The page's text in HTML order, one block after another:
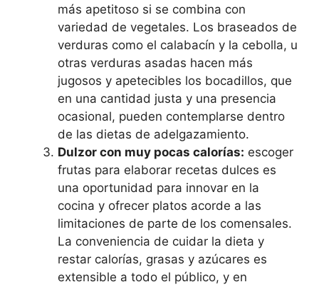
más apetitoso si se combina con
variedad de vegetales. Los braseados de
verduras como el calabacín y la cebolla, u
otras verduras asadas hacen más
jugosos y apetecibles los bocadillos, que
en una cantidad justa y una presencia
ocasional, pueden contemplarse dentro
de las dietas de adelgazamiento.
Dulzor con muy pocas calorías: escoger
frutas para elaborar recetas dulces es
una oportunidad para innovar en la
cocina y ofrecer platos acorde a las
limitaciones de parte de los comensales.
La conveniencia de cuidar la dieta y
restar calorías, grasas y azúcares es
extensible a todo el público, y en